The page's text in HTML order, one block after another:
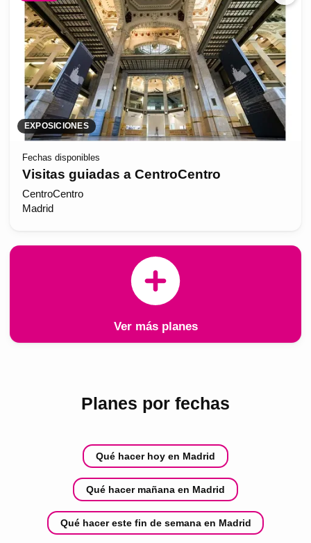
EXPOSICIONES
Fechas disponibles
Visitas guiadas a CentroCentro
CentroCentro
Madrid
Ver más planes
Planes por fechas
Qué hacer hoy en Madrid
Qué hacer mañana en Madrid
Qué hacer este fin de semana en Madrid